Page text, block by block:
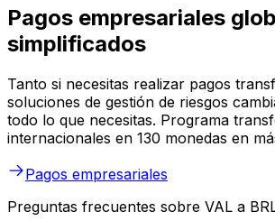
Pagos empresariales
simplificados
Tanto si necesitas realizar pagos
soluciones de gestión de riesgos
todo lo que necesitas. Programa
internacionales en 130 monedas en
Pagos empresariales
Preguntas frecuentes sobre VAL a